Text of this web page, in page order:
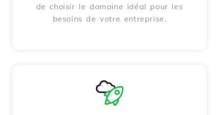
de choisir le domaine idéal pour les
besoins de votre entreprise.